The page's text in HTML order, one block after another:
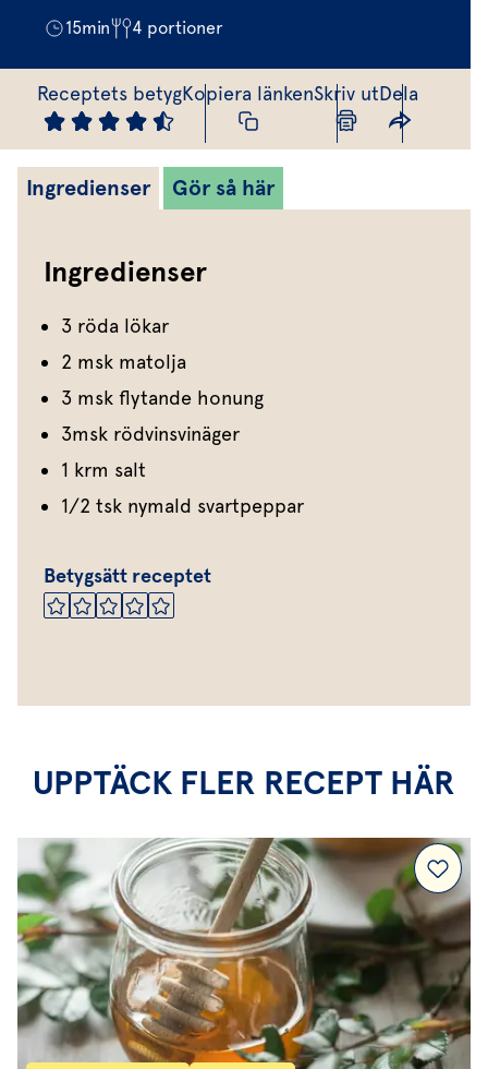
Örtolja
Örtsalt & rub
Citronmeliss
Allt om sallat
Vårt sortiment
Våra färska örter
Dressingen gör salladen
15min 4 portioner
Receptets betygKopiera länkenSkriv utDela
Ingredienser Gör så här
Ingredienser
3 röda lökar
2 msk matolja
3 msk flytande honung
3msk rödvinsvinäger
1 krm salt
1/2 tsk nymald svartpeppar
Betygsätt receptet
UPPTÄCK FLER RECEPT HÄR